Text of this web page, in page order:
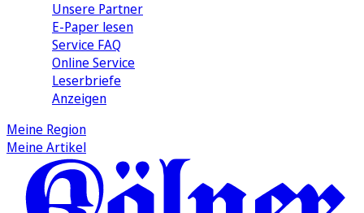
Unsere Partner
E-Paper lesen
Service FAQ
Online Service
Leserbriefe
Anzeigen
Meine Region
Meine Artikel